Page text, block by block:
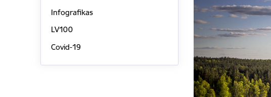
Infografikas
LV100
Covid-19